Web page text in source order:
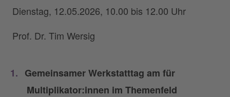
Dienstag, 12.05.2026, 10.00 bis 12.00 Uhr
Prof. Dr. Tim Wersig
Gemeinsamer Werkstatttag am für
Multiplikator:innen im Themenfeld